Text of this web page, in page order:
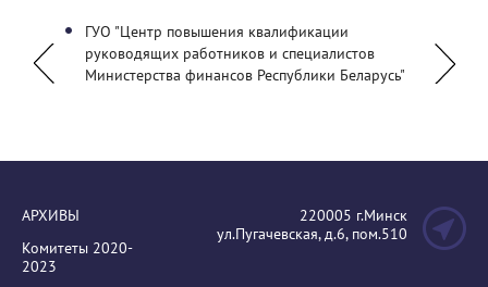
ГУО "Центр повышения квалификации
руководящих работников и специалистов
Министерства финансов Республики Беларусь"
АРХИВЫ
Комитеты 2020-
2023
220005 г.Минск
ул.Пугачевская, д.6, пом.510